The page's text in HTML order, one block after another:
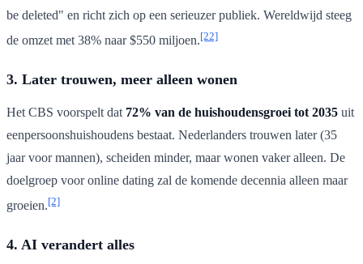
be deleted" en richt zich op een serieuzer publiek. Wereldwijd steeg
de omzet met 38% naar $550 miljoen.[22]
3. Later trouwen, meer alleen wonen
Het CBS voorspelt dat 72% van de huishoudensgroei tot 2035 uit
eenpersoonshuishoudens bestaat. Nederlanders trouwen later (35
jaar voor mannen), scheiden minder, maar wonen vaker alleen. De
doelgroep voor online dating zal de komende decennia alleen maar
groeien.[2]
4. AI verandert alles